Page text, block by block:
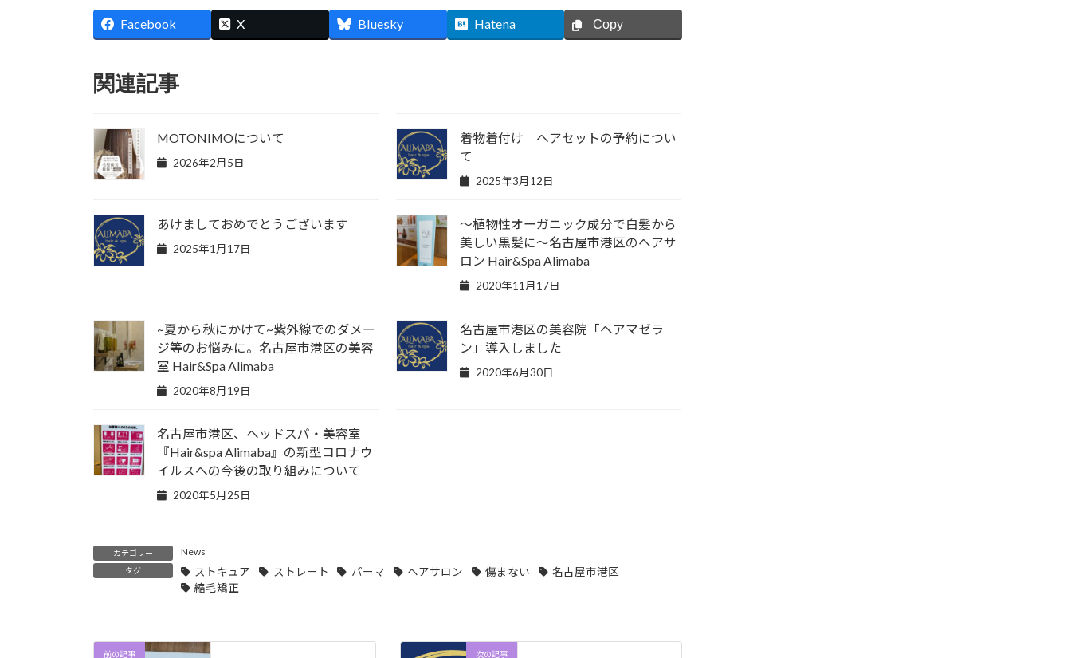
Facebook X Bluesky Hatena Copy
関連記事
MOTONIMOについて
2026年2月5日
着物着付け ヘアセットの予約につい
て
2025年3月12日
あけましておめでとうございます
2025年1月17日
～植物性オーガニック成分で白髪から
美しい黒髪に～名古屋市港区のヘアサ
ロン Hair&Spa Alimaba
2020年11月17日
~夏から秋にかけて~紫外線でのダメー
ジ等のお悩みに。名古屋市港区の美容
室 Hair&Spa Alimaba
2020年8月19日
名古屋市港区の美容院「ヘアマゼラ
ン」導入しました
2020年6月30日
名古屋市港区、ヘッドスパ・美容室
『Hair&spa Alimaba』の新型コロナウ
イルスへの今後の取り組みについて
2020年5月25日
カテゴリー News
タグ ストキュア ストレート パーマ ヘアサロン 傷まない
名古屋市港区
縮毛矯正
前の記事 次の記事